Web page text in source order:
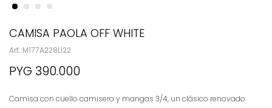
CAMISA PAOLA OFF WHITE
M177A228LI22
PYG 390.000
Camisa con cuello camisero y mangas 3/4, un clásico renovado